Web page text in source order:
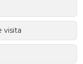
visita